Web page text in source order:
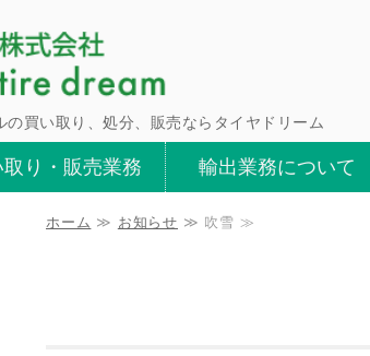
買い取り、処分、販売ならタイヤドリーム
取り・販売業務 輸出業務について
ホーム ≫ お知らせ ≫ 吹雪 ≫